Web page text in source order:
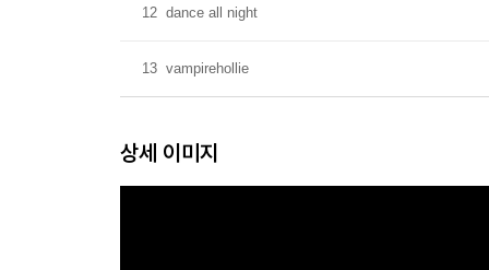
12 dance all night
13 vampirehollie
상세 이미지